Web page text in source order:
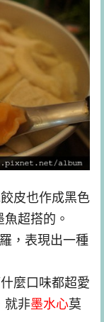
皮也作成黑色
超搭的。
，表現出一種
麼口味都超愛
就非墨水心莫